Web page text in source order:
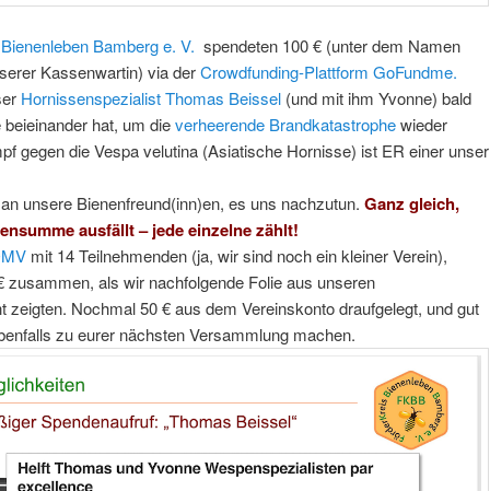
Bamberg e. V. spendeten 100 € (unter dem Namen
Kassenwartin) via derCrowdfunding-Plattform GoFundme.
Hornissenspezialist Thomas Beissel (und mit ihm Yvonne) bald
hat, um dieverheerende Brandkatastrophewieder
gegen die Vespa velutina (Asiatische Hornisse) ist ER einer unser
unsere Bienenfreund(inn)en, es uns nachzutun. Ganz gleich,
ausfällt – jede einzelne zählt!
mit 14 Teilnehmenden (ja, wir sind noch ein kleiner Verein),
zusammen, als wir nachfolgende Folie aus unseren
zeigten. Nochmal 50 € aus dem Vereinskonto draufgelegt, und gut
zu eurer nächsten Versammlung machen.